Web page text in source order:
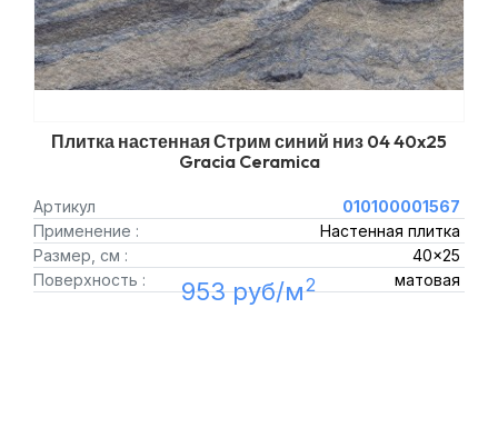
Плитка настенная Стрим синий низ 04 40x25
Gracia Ceramica
Артикул
010100001567
Применение :
Настенная плитка
Размер, см :
40x25
Поверхность :
матовая
953 руб/м2